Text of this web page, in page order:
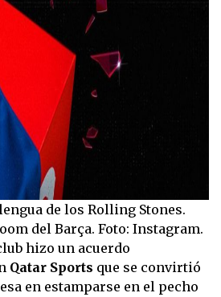
de los Rolling Stones.
del Barça. Foto: Instagram.
hizo un acuerdo
Qatar Sports que se convirtió
en estamparse en el pecho